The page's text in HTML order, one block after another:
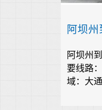
阿坝
阿坝州
要线路
域：大